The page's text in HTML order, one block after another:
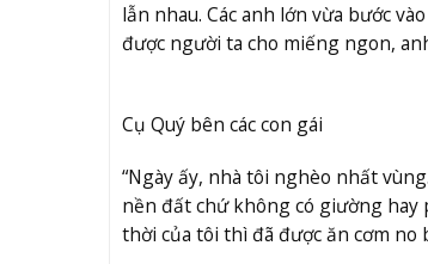
lẫn nhau. Các anh lớn vừa bước
được người ta cho miếng ngon,
Cụ Quý bên các con gái
“Ngày ấy, nhà tôi nghèo nhất
nền đất chứ không có giường
thời của tôi thì đã được ăn cơm no